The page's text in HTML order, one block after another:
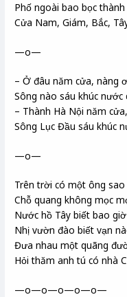
Phố ngoài bao bọc
Cửa Nam, Giám, Bắc,
—o—
– Ở đâu năm cửa, nàng
Sông nào sáu khúc
– Thành Hà Nội năm
Sông Lục Đầu sáu khúc
—o—
Trên trời có một ông sao
Chỗ quang không mọc
Nước hồ Tây biết bao
Nhị vườn đào biết vạn
Đưa nhau một quãng
Hỏi thăm anh tú có nhà
—o—o—o—o—o—